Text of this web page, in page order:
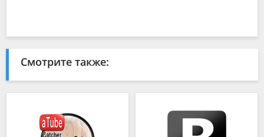
Смотрите также: